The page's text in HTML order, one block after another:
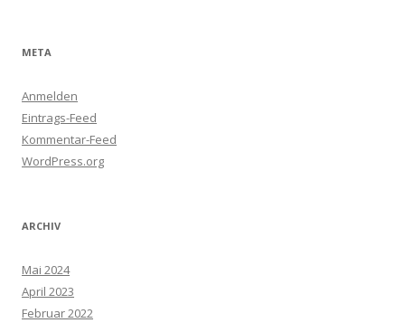
META
Anmelden
Eintrags-Feed
Kommentar-Feed
WordPress.org
ARCHIV
Mai 2024
April 2023
Februar 2022